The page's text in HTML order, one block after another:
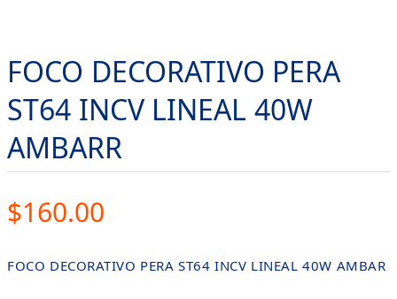
FOCO DECORATIVO PERA
ST64 INCV LINEAL 40W
AMBARR
$160.00
FOCO DECORATIVO PERA ST64 INCV LINEAL 40W AMBAR